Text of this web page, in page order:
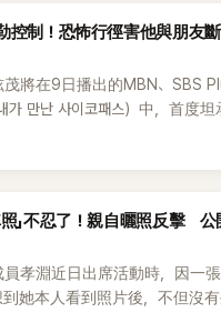
控制！恐怖行徑害他與朋友
將在9日播出的MBN、SBS
가 만난 사이코패스）中，首度
爆曾遭前女友過度控制，不僅
照」不忍了！親自曬照反擊
孝淵近日出席活動時，因一張
她本人看到照片後，不但沒有
時動態開玩笑，甚至幽默喊話